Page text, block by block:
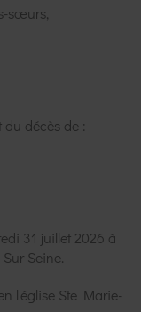
sœurs,
décès de :
31 juillet 2026 à
Seine.
l'église Ste Marie-